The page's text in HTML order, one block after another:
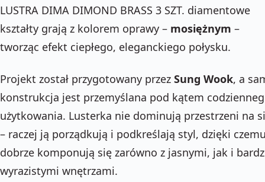
LUSTRA DIMA DIMOND BRASS 3 SZT. diamentowe
kształty grają z kolorem oprawy – mosiężnym –
tworząc efekt ciepłego, eleganckiego połysku.
Projekt został przygotowany przez Sung Wook, a
konstrukcja jest przemyślana pod kątem
użytkowania. Lusterka nie dominują przestrzeni na
– raczej ją porządkują i podkreślają styl, dzięki
dobrze komponują się zarówno z jasnymi, jak i
wyrazistymi wnętrzami.